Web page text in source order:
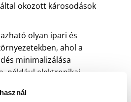
okozott károsodások
olyan ipari és
ahol a
minimalizálása
például elektronikai